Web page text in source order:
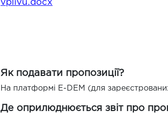
vplivu.docx
Як подавати пропозиції?
На платформі E-DEM (для
Де оприлюднюється звіт про